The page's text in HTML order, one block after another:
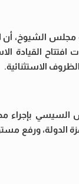
الشيوخ، أن
افتتاح القيادة
الاستثنائية.
بإجراء
الدولة،